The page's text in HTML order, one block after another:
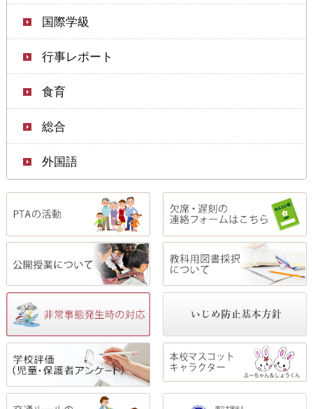
国際学級
行事レポート
食育
総合
外国語